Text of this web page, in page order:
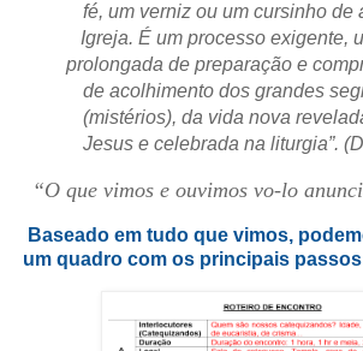
fé, um verniz ou um cursinho de
Igreja. É um processo exigente,
prolongada de preparação e
de acolhimento dos grandes
(mistérios), da vida nova
Jesus e celebrada na liturgia”.
“O que vimos e ouvimos vo-lo
Baseado em tudo que vimos,
um quadro com os principais